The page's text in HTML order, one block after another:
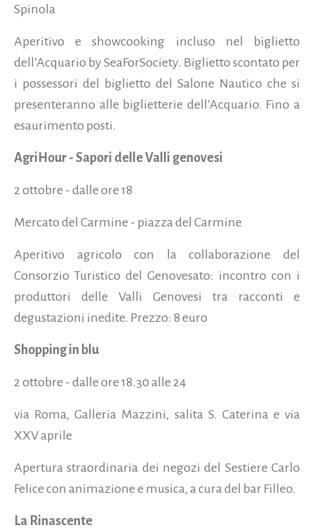
Spinola
Aperitivo e showcooking incluso nel biglietto
dell’Acquario by SeaForSociety. Biglietto scontato per
i possessori del biglietto del Salone Nautico che si
presenteranno alle biglietterie dell’Acquario. Fino a
esaurimento posti.
AgriHour - Sapori delle Valli genovesi
2 ottobre - dalle ore 18
Mercato del Carmine - piazza del Carmine
Aperitivo agricolo con la collaborazione del
Consorzio Turistico del Genovesato: incontro con i
produttori delle Valli Genovesi tra racconti e
degustazioni inedite. Prezzo: 8 euro
Shopping in blu
2 ottobre - dalle ore 18.30 alle 24
via Roma, Galleria Mazzini, salita S. Caterina e via
XXV aprile
Apertura straordinaria dei negozi del Sestiere Carlo
Felice con animazione e musica, a cura del bar Filleo.
La Rinascente